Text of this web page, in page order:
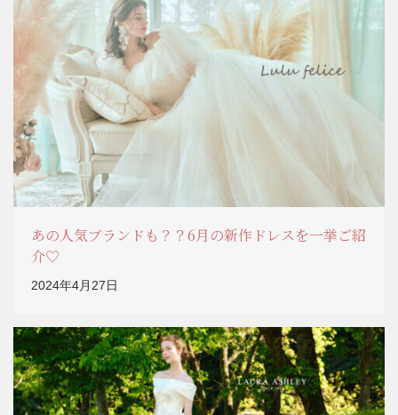
あの人気ブランドも？？6月の新作ドレスを一挙ご紹
介♡
2024年4月27日